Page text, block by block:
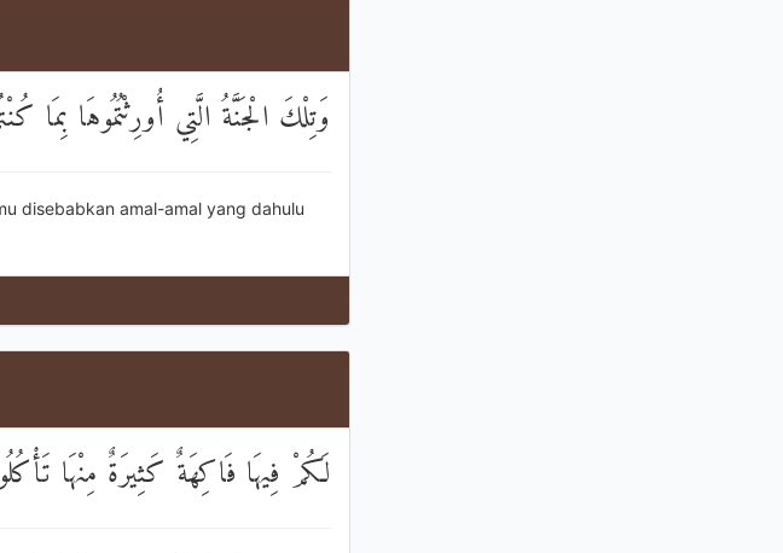
وَتِلْكَ الْجَنَّةُ الَّتِي أُورِثْتُمُوهَا بِمَا
disebabkan amal-amal yang dahulu
لَكُمْ فِيهَا فَاكِهَةٌ كَثِيرَةٌ مِنْهَا